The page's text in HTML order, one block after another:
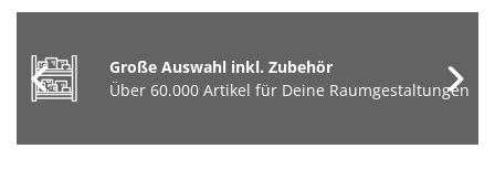
Große Auswahl inkl. Zubehör
Über 60.000 Artikel für Deine Raumgestaltungen